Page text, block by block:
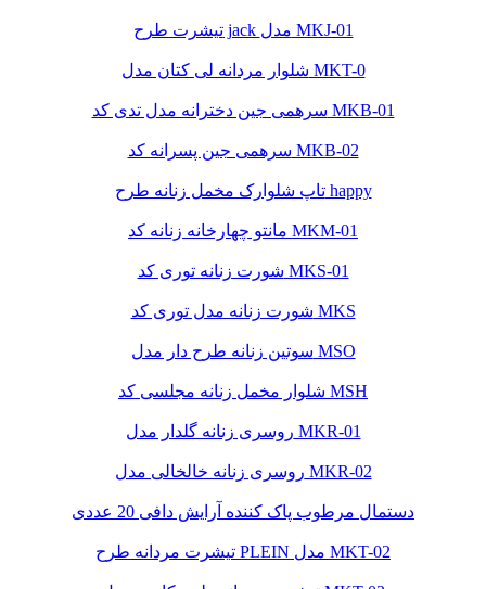
تیشرت طرح jack مدل MKJ-01
شلوار مردانه لی کتان مدل MKT-0
سرهمی جین دخترانه مدل تدی کد MKB-01
سرهمی جین پسرانه کد MKB-02
تاپ شلوارک مخمل زنانه طرح happy
مانتو چهارخانه زنانه کد MKM-01
شورت زنانه توری کد MKS-01
شورت زنانه مدل توری کد MKS
سوتین زنانه طرح دار مدل MSO
شلوار مخمل زنانه مجلسی کد MSH
روسری زنانه گلدار مدل MKR-01
روسری زنانه خالخالی مدل MKR-02
دستمال مرطوب پاک کننده آرایش دافی 20 عددی
تیشرت مردانه طرح PLEIN مدل MKT-02